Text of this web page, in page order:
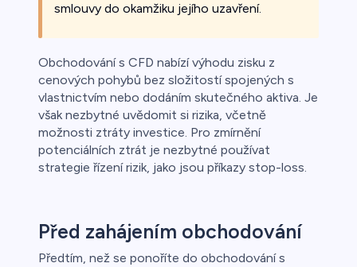
smlouvy do okamžiku jejího uzavření.
Obchodování s CFD nabízí výhodu zisku z
cenových pohybů bez složitostí spojených s
vlastnictvím nebo dodáním skutečného aktiva. Je
však nezbytné uvědomit si rizika, včetně
možnosti ztráty investice. Pro zmírnění
potenciálních ztrát je nezbytné používat
strategie řízení rizik, jako jsou příkazy stop-loss.
Před zahájením obchodování
Předtím, než se ponoříte do obchodování s